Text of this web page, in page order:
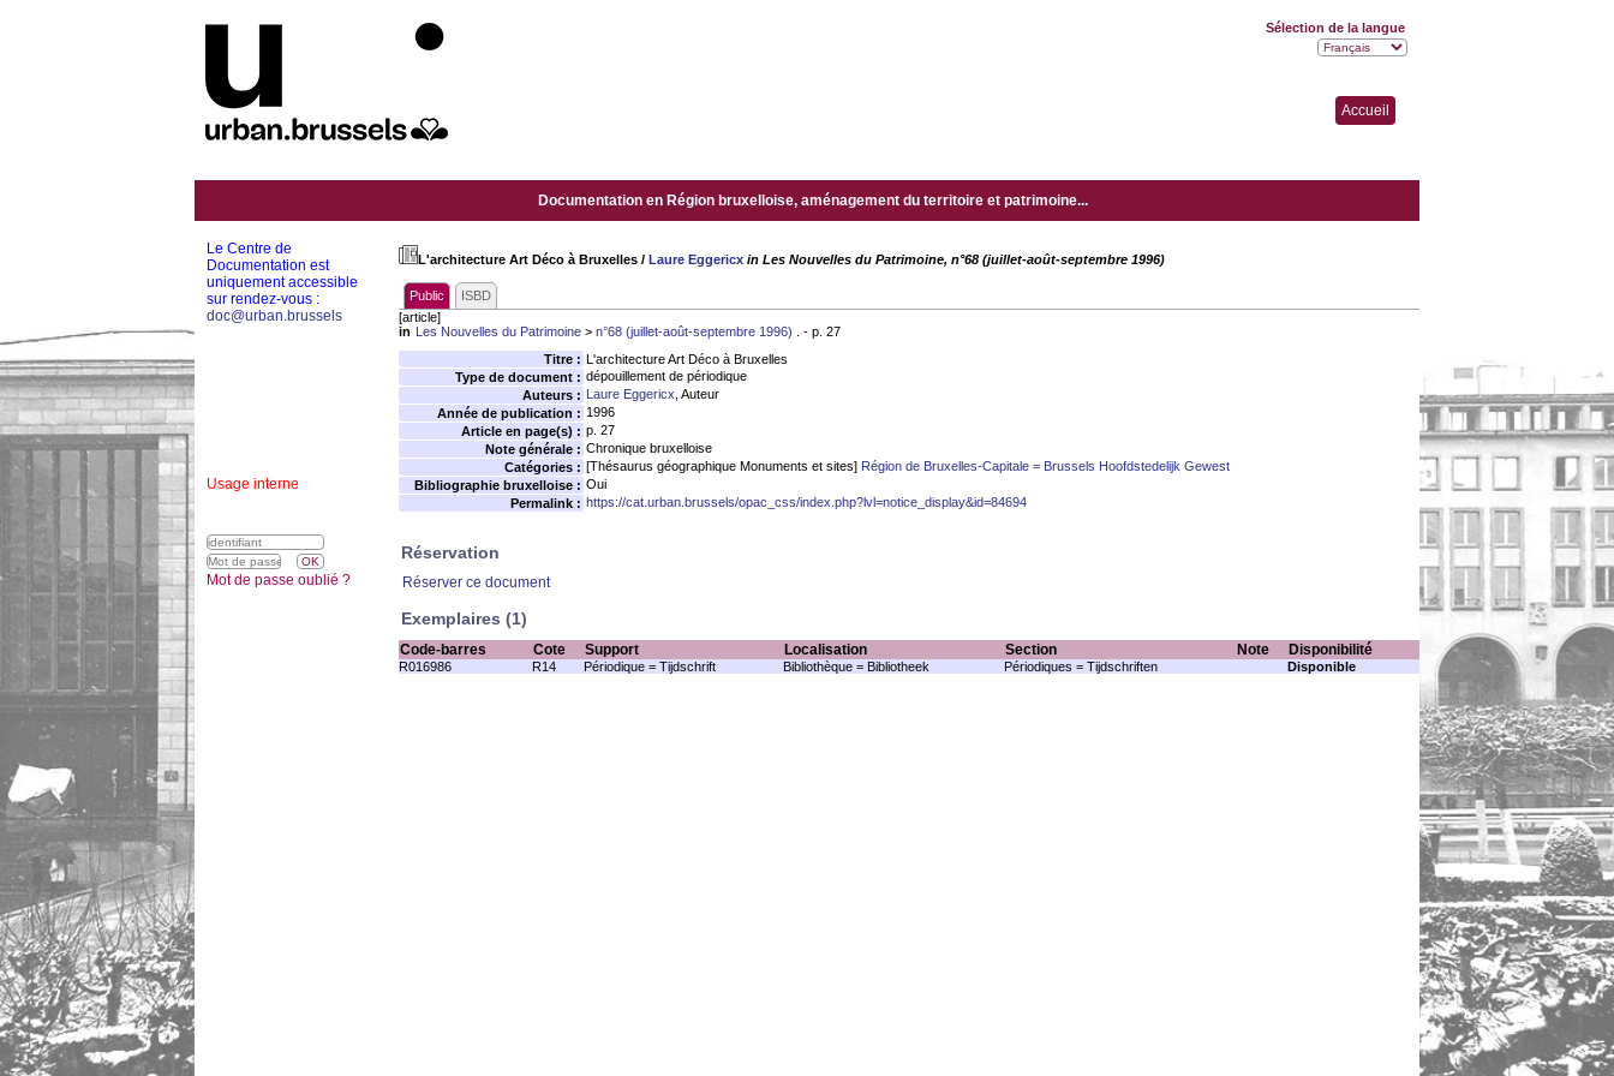
Accueil
Documentation en Région bruxelloise, aménagement du territoire et patrimoine...
L'architecture Art Déco à Bruxelles / Laure Eggericx in Les Nouvelles du Patrimoine, n°68 (juillet-août-septembre 1996)
Public
ISBD
[article]
in Les Nouvelles du Patrimoine > n°68 (juillet-août-septembre 1996) . - p. 27
Titre : L'architecture Art Déco à Bruxelles
Type de document : dépouillement de périodique
Auteurs : Laure Eggericx , Auteur
Année de publication : 1996
Article en page(s) : p. 27
Note générale : Chronique bruxelloise
Catégories : [Thésaurus géographique Monuments et sites] Région de Bruxelles-Capitale = Brussels Hoofdstedelijk Gewest
Bibliographie bruxelloise : Oui
Permalink : https://cat.urban.brussels/opac_css/index.php?lvl=notice_display&id=84694
Réservation
Réserver ce document
Exemplaires (1)
Code-barres Cote Support Localisation Section Note Disponibilité
R016986 R14 Périodique = Tijdschrift Bibliothèque = Bibliotheek Périodiques = Tijdschriften Disponible
Le Centre de
Documentation est
uniquement accessible
sur rendez-vous :
doc@urban.brussels
Usage interne
Sélection de la langue
Mot de passe oublié ?